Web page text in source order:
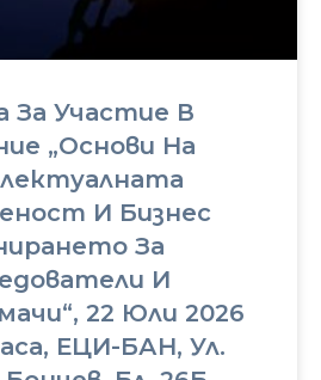
За Участие В
„Основи На
И Бизнес
За
И
22 Юли 2026
ЕЦИ-БАН, Ул.